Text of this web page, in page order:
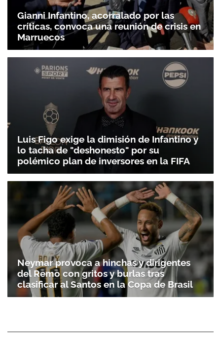
Gianni Infantino, acorralado por las
críticas, convoca una reunión de crisis en
Marruecos
Luis Figo exige la dimisión de Infantino y
lo tacha de "deshonesto" por su
polémico plan de inversores en la FIFA
Neymar provoca a hinchas y dirigentes
del Remo con gritos y burlas tras
clasificar al Santos en la Copa de Brasil